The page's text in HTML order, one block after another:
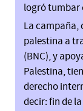
logró tumbar
La campaña,
palestina a
(BNC), y
Palestina,
derecho
decir: fin de